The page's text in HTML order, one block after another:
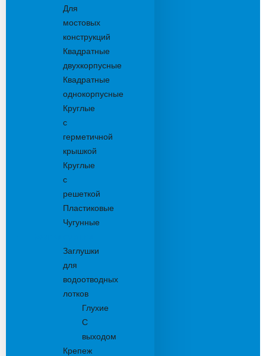
Для
мостовых
конструкций
Квадратные
двухкорпусные
Квадратные
однокорпусные
Круглые
с
герметичной
крышкой
Круглые
с
решеткой
Пластиковые
Чугунные
Заглушки
для
водоотводных
лотков
Глухие
С
выходом
Крепеж